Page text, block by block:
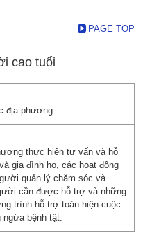
PAGE TOP
cao tuổi
địa phương
thực hiện tư vấn và hỗ
gia đình họ, các hoạt động
quản lý chăm sóc và
cần được hỗ trợ và những
trình hỗ trợ toàn hiện cuộc
ngừa bệnh tật.